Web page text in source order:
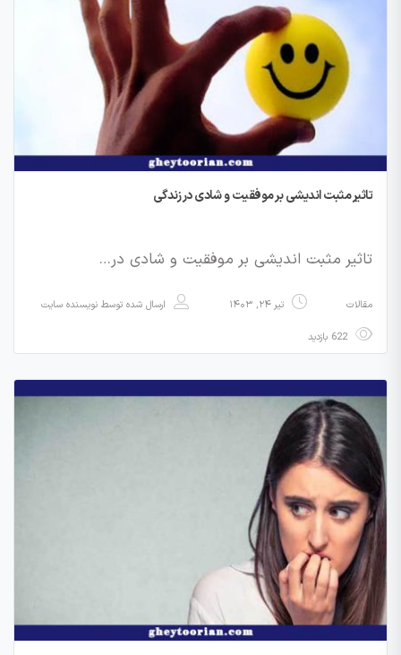
تاثیر مثبت اندیشی بر موفقیت و شادی در زندگی
تاثیر مثبت اندیشی بر موفقیت و شادی در…
مقالات تیر ۲۴, ۱۴۰۳ ارسال شده توسط نویسنده سایت
622 بازدید